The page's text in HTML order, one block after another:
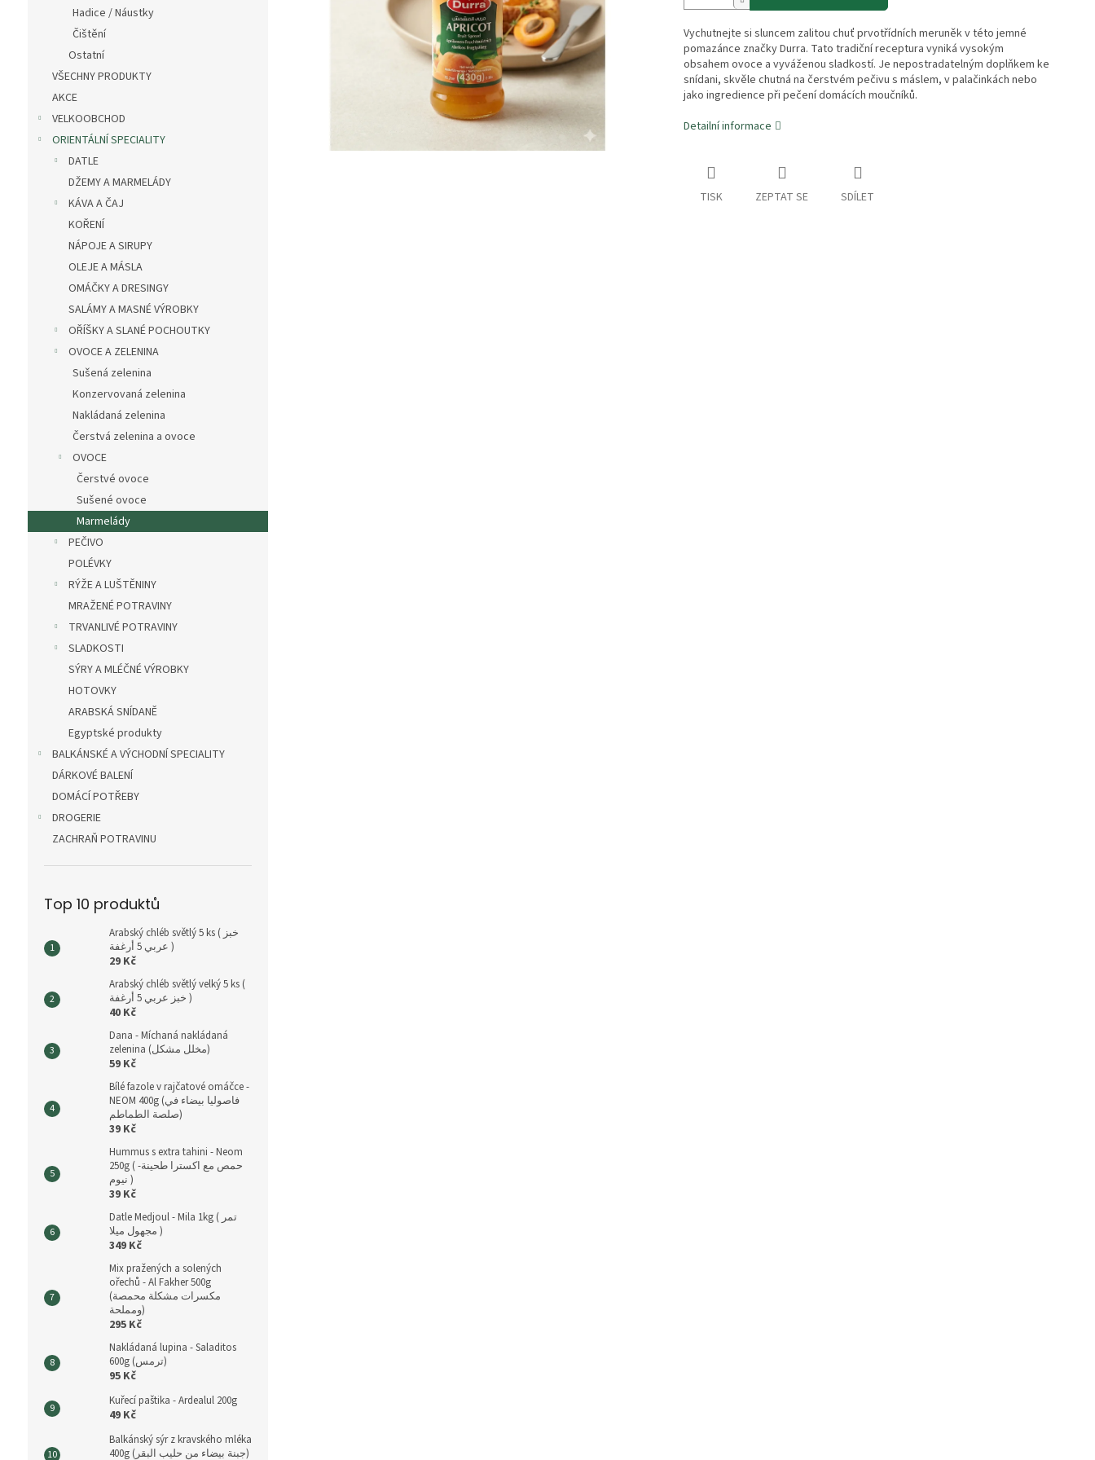
Hadice / Náustky
Čištění
Ostatní
VŠECHNY PRODUKTY
AKCE
VELKOOBCHOD
ORIENTÁLNÍ SPECIALITY
DATLE
DŽEMY A MARMELÁDY
KÁVA A ČAJ
KOŘENÍ
NÁPOJE A SIRUPY
OLEJE A MÁSLA
OMÁČKY A DRESINGY
SALÁMY A MASNÉ VÝROBKY
OŘÍŠKY A SLANÉ POCHOUTKY
OVOCE A ZELENINA
Sušená zelenina
Konzervovaná zelenina
Nakládaná zelenina
Čerstvá zelenina a ovoce
OVOCE
Čerstvé ovoce
Sušené ovoce
Marmelády
PEČIVO
POLÉVKY
RÝŽE A LUŠTĚNINY
MRAŽENÉ POTRAVINY
TRVANLIVÉ POTRAVINY
SLADKOSTI
SÝRY A MLÉČNÉ VÝROBKY
HOTOVKY
ARABSKÁ SNÍDANĚ
Egyptské produkty
BALKÁNSKÉ A VÝCHODNÍ SPECIALITY
DÁRKOVÉ BALENÍ
DOMÁCÍ POTŘEBY
DROGERIE
ZACHRAŇ POTRAVINU
Top 10 produktů
Arabský chléb světlý 5 ks ( خبز
عربي 5 أرغفة )
29 Kč
Arabský chléb světlý velký 5 ks (
خبز عربي 5 أرغفة )
40 Kč
Dana - Míchaná nakládaná
zelenina (مخلل مشكل)
59 Kč
Bílé fazole v rajčatové omáčce -
NEOM 400g (فاصوليا بيضاء في
صلصة الطماطم)
39 Kč
Hummus s extra tahini - Neom
250g ( حمص مع اكسترا طحينة-
نيوم )
39 Kč
Datle Medjoul - Mila 1kg ( تمر
مجهول ميلا )
349 Kč
Mix pražených a solených
ořechů - Al Fakher 500g
(مكسرات مشكلة محمصة
ومملحة)
295 Kč
Nakládaná lupina - Saladitos
600g (ترمس)
95 Kč
Kuřecí paštika - Ardealul 200g
49 Kč
Balkánský sýr z kravského mléka
400g (جبنة بيضاء من حليب البقر)
Vychutnejte si sluncem zalitou chuť prvotřídních meruněk v této jemné
pomazánce značky Durra. Tato tradiční receptura vyniká vysokým
obsahem ovoce a vyváženou sladkostí. Je nepostradatelným doplňkem ke
snídani, skvěle chutná na čerstvém pečivu s máslem, v palačinkách nebo
jako ingredience při pečení domácích moučníků.
Detailní informace
TISK ZEPTAT SE SDÍLET